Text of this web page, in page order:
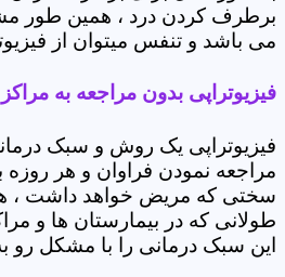
برطرف کردن درد ، همین طور
می باشد و تنفس میتوان از
فیزیوتراپی بدون مراجعه به
فیزیوتراپی یک روش و سبک
مراجعه نمودن فراوان و هر روزه
سختی که مریض خواهد داشت ،
طولانی که در بیمارستان ها و
این سبک درمانی را با مشکل رو